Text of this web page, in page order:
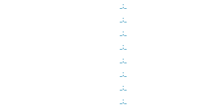
；
；
；
；
；
；
；
；